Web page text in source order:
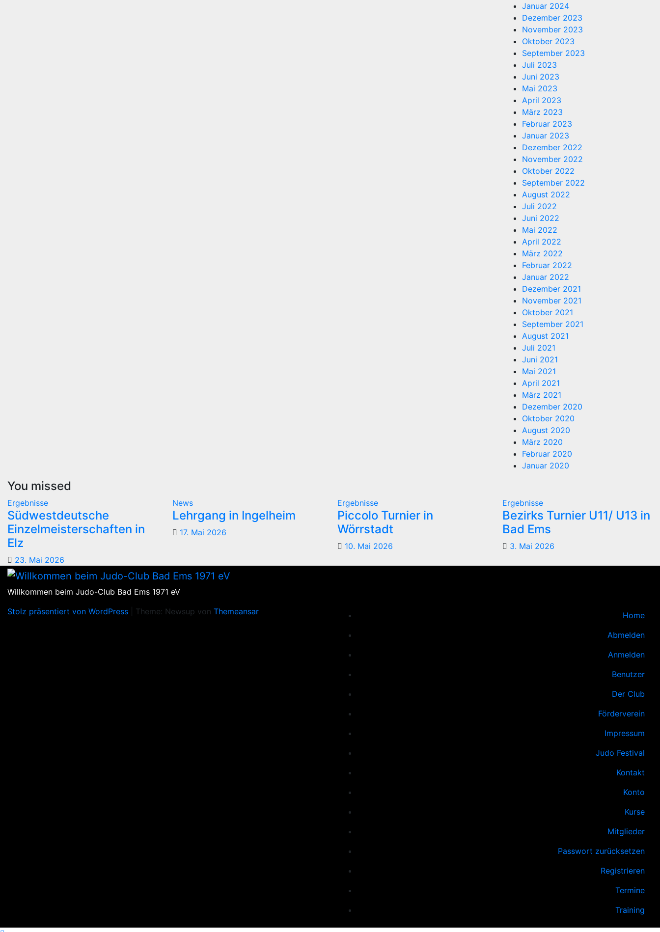
Januar 2024
Dezember 2023
November 2023
Oktober 2023
September 2023
Juli 2023
Juni 2023
Mai 2023
April 2023
März 2023
Februar 2023
Januar 2023
Dezember 2022
November 2022
Oktober 2022
September 2022
August 2022
Juli 2022
Juni 2022
Mai 2022
April 2022
März 2022
Februar 2022
Januar 2022
Dezember 2021
November 2021
Oktober 2021
September 2021
August 2021
Juli 2021
Juni 2021
Mai 2021
April 2021
März 2021
Dezember 2020
Oktober 2020
August 2020
März 2020
Februar 2020
Januar 2020
You missed
Ergebnisse
Südwestdeutsche
Einzelmeisterschaften in
Elz
23. Mai 2026
News
Lehrgang in Ingelheim
17. Mai 2026
Ergebnisse
Piccolo Turnier in
Wörrstadt
10. Mai 2026
Ergebnisse
Bezirks Turnier U11/ U13 in
Bad Ems
3. Mai 2026
Willkommen beim Judo-Club Bad Ems 1971 eV
Stolz präsentiert von WordPress
Theme: Newsup von Themeansar
Home
Abmelden
Anmelden
Benutzer
Der Club
Förderverein
Impressum
Judo Festival
Kontakt
Konto
Kurse
Mitglieder
Passwort zurücksetzen
Registrieren
Termine
Training